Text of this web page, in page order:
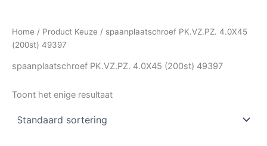
Home / Product Keuze / spaanplaatschroef PK.VZ.PZ. 4.0X45
(200st) 49397
spaanplaatschroef PK.VZ.PZ. 4.0X45 (200st) 49397
Toont het enige resultaat